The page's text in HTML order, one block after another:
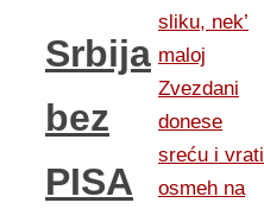
Srbija
bez
PISA
sliku, nek’
maloj
Zvezdani
donese
sreću i vrati
osmeh na